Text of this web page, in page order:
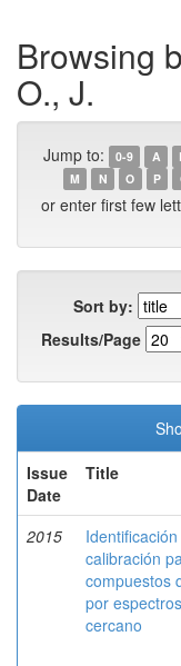
Browsing
O., J.
Jump to: 0-9 A
M
N O P
or enter first few
Sort by:
Results/Page
Issue
Date
Title
2015
calibración
compuestos
por
cercano